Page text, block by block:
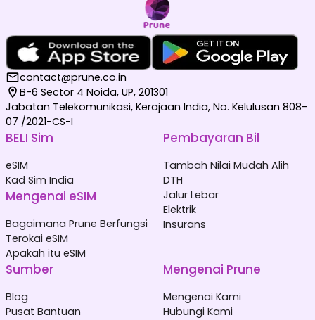
contact@prune.co.in
B-6 Sector 4 Noida, UP, 201301
Jabatan Telekomunikasi, Kerajaan India, No. Kelulusan 808-
07 /2021-CS-I
BELI Sim
eSIM
Kad Sim India
Mengenai eSIM
Bagaimana Prune Berfungsi
Terokai eSIM
Apakah itu eSIM
Pembayaran Bil
Tambah Nilai Mudah Alih
DTH
Jalur Lebar
Elektrik
Insurans
Sumber
Blog
Pusat Bantuan
Mengenai Prune
Mengenai Kami
Hubungi Kami